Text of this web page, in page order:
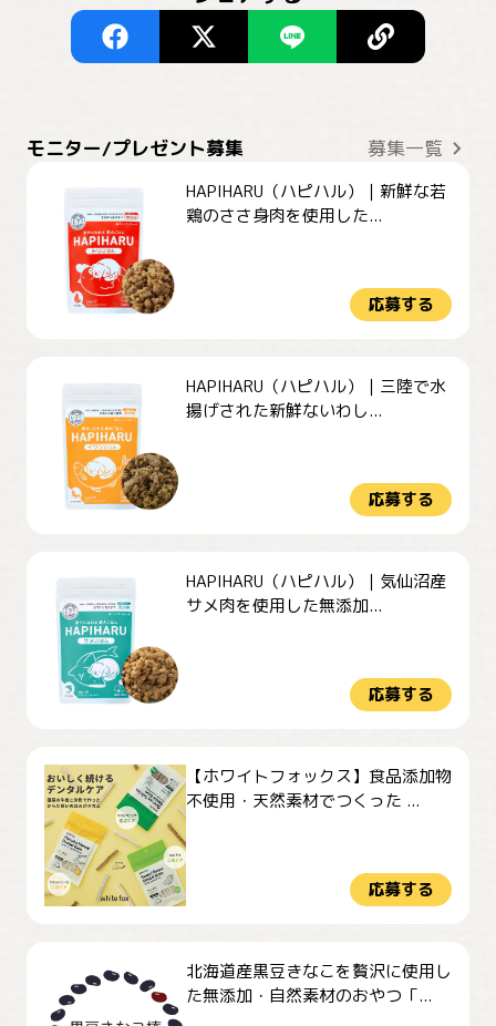
モニター/プレゼント募集 募集一覧
HAPIHARU（ハピハル）｜新鮮な若
鶏のささ身肉を使用した...
応募する
HAPIHARU（ハピハル）｜三陸で水
揚げされた新鮮ないわし...
応募する
HAPIHARU（ハピハル）｜気仙沼産
サメ肉を使用した無添加...
応募する
【ホワイトフォックス】食品添加物
不使用・天然素材でつくった ...
応募する
北海道産黒豆きなこを贅沢に使用し
た無添加・自然素材のおやつ「...